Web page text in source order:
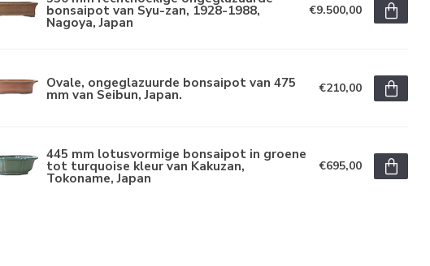
bonsaipot van Syu-zan, 1928-1988,
Nagoya, Japan
€9.500,00
Ovale, ongeglazuurde bonsaipot van 475
mm van Seibun, Japan. €210,00
445 mm lotusvormige bonsaipot in groene
tot turquoise kleur van Kakuzan,
Tokoname, Japan
€695,00